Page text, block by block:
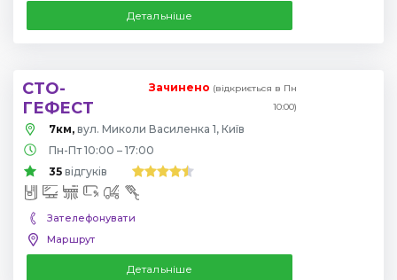
Детальніше
СТО-
ГЕФЕСТ
Зачинено (відкриється в Пн
10:00)
7км, вул. Миколи Василенка 1, Київ
Пн-Пт 10:00 – 17:00
35 відгуків
Зателефонувати
Маршрут
Детальніше